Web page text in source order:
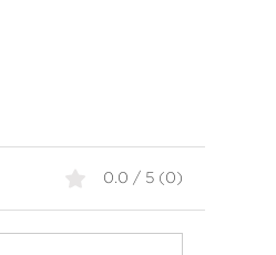
0.0 / 5 (0)